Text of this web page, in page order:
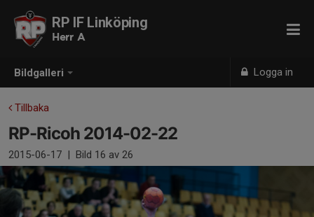
Bildgalleri Logga in
RP IF Linköping
Herr A
Tillbaka
RP-Ricoh 2014-02-22
2015-06-17 | Bild 16 av 26